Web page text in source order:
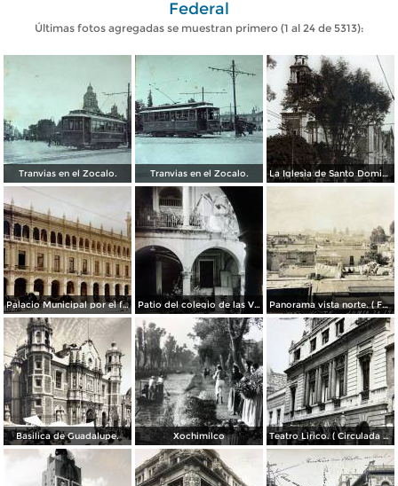
Federal
Últimas fotos agregadas se muestran primero (1 al 24 de 5313):
Tranvias en el Zocalo. Tranvias en el Zocalo. La Iglesia de Santo Domingo.
Palacio Municipal por el fotografo Hugo Brehme.. Patio del colegio de las Vizcainas por el fotografo Hugo Brehme. Panorama vista norte. ( Fechada el 20 de Junio de 1905 ).
Basilica de Guadalupe. Xochimilco Teatro Lirico. ( Circulada el 1 de Agosto de 1926 ).